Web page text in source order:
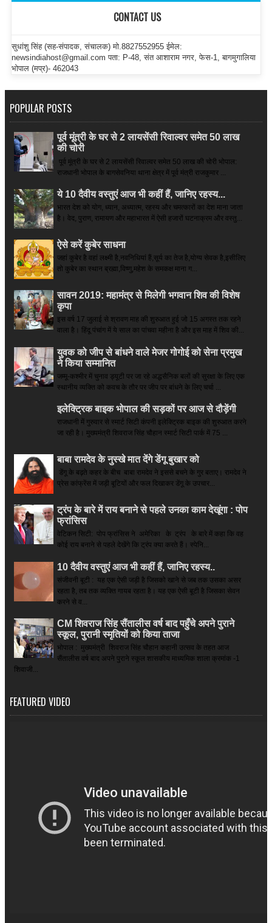
CONTACT US
सुधांशु सिंह (सह-संपादक, संचालक) मो.8827552955 ईमेल:
newsindiahost@gmail.com पता: P-48, संत आशाराम नगर, फेस-1, बागमुगालिया
भोपाल (मप्र)- 462043
POPULAR POSTS
पूर्व मूंत्री के घर से 2 लायसेंसी रिवाल्वर समेत 50 लाख
की चोरी
पूर्व मूंत्री के घर से 2 लायसेंसी रिवाल्वर समेत 50 लाख की चोरी भोपाल:
राजधानी भोपाल के बागसेवनिया थाना क्षेत्र में पूर्व मंत्री राजकुमार ...
ये 10 दैवीय वस्तुएं आज भी कहीं हैं, जानिए रहस्य...
भारत देश को योग, ध्यान, अध्यात्म, रहस्य और चमत्कारों का देश माना जाता
है। वेद, पुराण, रामायण और महाभारत में ऐसी हजारों घटनाक्रम और वस्तु...
ऐसे करें कुबेर साधना
जहां कुबेर है­ वहां लक्ष्मी है,नवनिधियां हैं,सूर्य का तेज है,योग्य सेवक है,इसीलिए
तो कुबेर का स्थान ब्रह्मा,विष्णु,महेश के समकक्ष माना ग...
सावन 2019: महामंत्र से मिलेगी भगवान शिव की विशेष
कृपा
इस वर्ष 17 जुलाई से श्रावण माह की शुरुआत हुई जो 15 अगस्त तक रहने
वाला है। हिंदू पंचांग में ये साल का पांचवा महीना है और इस माह में शिव की...
युवक को जीप से बांधने वाले मेजर गोगोई को सेना प्रमुख
ने किया सम्‍मानित
जम्मू-कश्मीर में चुनाव ड्यूटी पर जा रहे अद्धसैनिक बलों की सुरक्षा के लिए एक
स्थानीय व्यक्ति को कवच के तौर पर जीप पर बांधने के लिए चर्चा ...
इलेक्ट्रिक बाइक भोपाल की सड़कों पर आज से दौड़ेंगी
राजधानी में गुरुवार से स्मार्ट सिटी कंपनी इलेक्ट्रिक बाइक की शुरुआत करने
जा रही है। मुख्यमंत्री शिवराज सिंह चौहान स्मार्ट सिटी पार्क में 75 ...
बाबा रामदेव के नुस्खे मात देंगे डेंगू बुखार को
डेंगू के बढ़ते कहर के बीच बाबा रामदेव ने इससे बचने के गुर बताए। रामदेव ने
प्रेस कांफ्रेंस में जड़ी बूटियों और फल दिखाकर डेंगू के उपचार...
ट्रंप के बारे में राय बनाने से पहले उनका काम देखूंगा : पोप
फ्रांसिस
वेटिकन सिटी: पोप फ्रांसिस ने अमेरिका के ट्रंप के बारे में कहा कि वह
कोई राय बनाने से पहले देखेंगे कि ट्रंप क्या करते हैं। स्पेनि...
10 दैवीय वस्तुएं आज भी कहीं हैं, जानिए रहस्य..
संजीवनी बूटी : यह एक ऐसी जड़ी है जिसको खाने से जब तक उसका असर
रहता है, तब तक व्यक्ति गायब रहता है। यह एक ऐसी बूटी है जिसका सेवन
करने से व...
CM शिवराज सिंह सैंतालीस वर्ष बाद पहुँचे अपने पुराने
स्कूल, पुरानी स्मृतियों को किया ताजा
भोपाल : मुख्यमंत्री शिवराज सिंह चौहान कहानी उत्सव के तहत आज
सैंतालीस वर्ष बाद अपने पुराने स्कूल शासकीय माध्यमिक शाला क्रमांक -1
शिवाजी...
FEATURED VIDEO